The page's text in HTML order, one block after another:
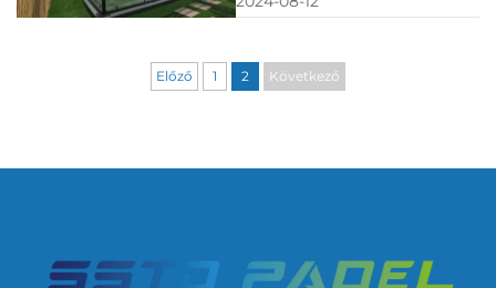
technológiai újítás révén
nézői élmény javítása
egyre nagyobb
modern sportvilágítás
már nem csupán a
teljesítményének
Előző 1 2 Következő